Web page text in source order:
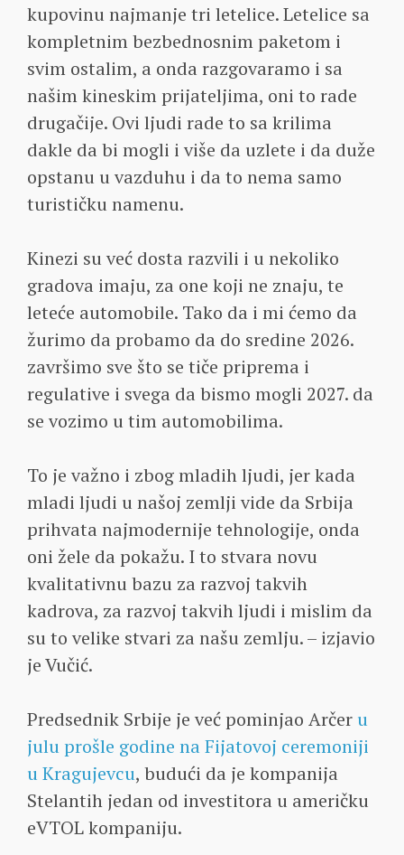
kupovinu najmanje tri letelice. Letelice sa
kompletnim bezbednosnim paketom i
svim ostalim, a onda razgovaramo i sa
našim kineskim prijateljima, oni to rade
drugačije. Ovi ljudi rade to sa krilima
dakle da bi mogli i više da uzlete i da duže
opstanu u vazduhu i da to nema samo
turističku namenu.
Kinezi su već dosta razvili i u nekoliko
gradova imaju, za one koji ne znaju, te
leteće automobile. Tako da i mi ćemo da
žurimo da probamo da do sredine 2026.
završimo sve što se tiče priprema i
regulative i svega da bismo mogli 2027. da
se vozimo u tim automobilima.
To je važno i zbog mladih ljudi, jer kada
mladi ljudi u našoj zemlji vide da Srbija
prihvata najmodernije tehnologije, onda
oni žele da pokažu. I to stvara novu
kvalitativnu bazu za razvoj takvih
kadrova, za razvoj takvih ljudi i mislim da
su to velike stvari za našu zemlju. – izjavio
je Vučić.
Predsednik Srbije je već pominjao Arčer u
julu prošle godine na Fijatovoj ceremoniji
u Kragujevcu, budući da je kompanija
Stelantih jedan od investitora u američku
eVTOL kompaniju.